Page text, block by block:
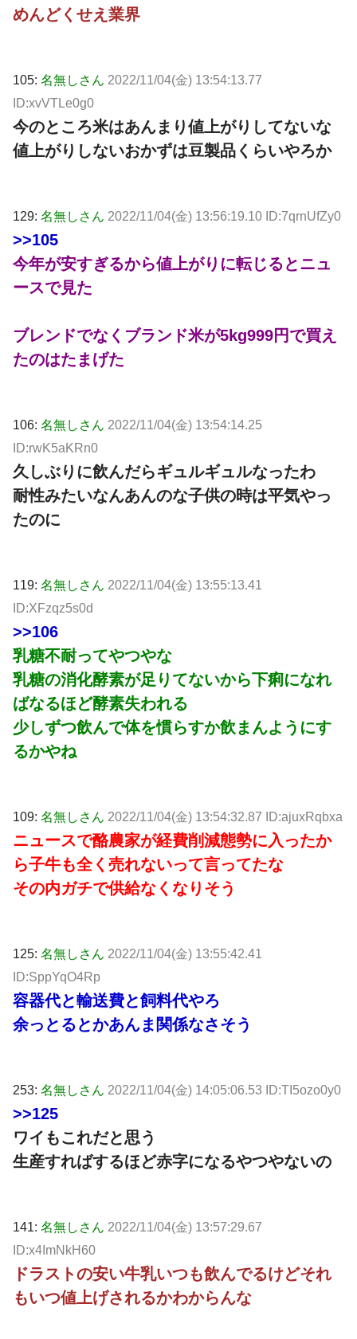
めんどくせえ業界
105: 名無しさん 2022/11/04(金) 13:54:13.77
ID:xvVTLe0g0
今のところ米はあんまり値上がりしてないな
値上がりしないおかずは豆製品くらいやろか
129: 名無しさん 2022/11/04(金) 13:56:19.10 ID:7qrnUfZy0
>>105
今年が安すぎるから値上がりに転じるとニュ
ースで見た
ブレンドでなくブランド米が5kg999円で買え
たのはたまげた
106: 名無しさん 2022/11/04(金) 13:54:14.25
ID:rwK5aKRn0
久しぶりに飲んだらギュルギュルなったわ
耐性みたいなんあんのな子供の時は平気やっ
たのに
119: 名無しさん 2022/11/04(金) 13:55:13.41
ID:XFzqz5s0d
>>106
乳糖不耐ってやつやな
乳糖の消化酵素が足りてないから下痢になれ
ばなるほど酵素失われる
少しずつ飲んで体を慣らすか飲まんようにす
るかやね
109: 名無しさん 2022/11/04(金) 13:54:32.87 ID:ajuxRqbxa
ニュースで酪農家が経費削減態勢に入ったか
ら子牛も全く売れないって言ってたな
その内ガチで供給なくなりそう
125: 名無しさん 2022/11/04(金) 13:55:42.41
ID:SppYqO4Rp
容器代と輸送費と飼料代やろ
余っとるとかあんま関係なさそう
253: 名無しさん 2022/11/04(金) 14:05:06.53 ID:TI5ozo0y0
>>125
ワイもこれだと思う
生産すればするほど赤字になるやつやないの
141: 名無しさん 2022/11/04(金) 13:57:29.67
ID:x4ImNkH60
ドラストの安い牛乳いつも飲んでるけどそれ
もいつ値上げされるかわからんな